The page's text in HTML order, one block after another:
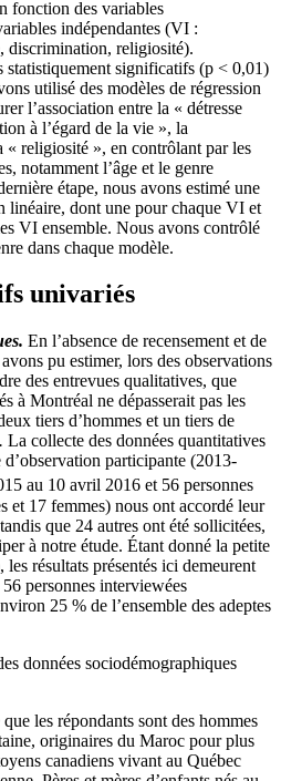
fonction des variables
indépendantes (VI :
discrimination, religiosité).
statistiquement significatifs (p < 0,01)
utilisé des modèles de régression
l’association entre la « détresse
à l’égard de la vie », la
« religiosité », en contrôlant par les
notamment l’âge et le genre
étape, nous avons estimé une
linéaire, dont une pour chaque VI et
VI ensemble. Nous avons contrôlé
dans chaque modèle.
univariés
En l’absence de recensement et de
pu estimer, lors des observations
des entrevues qualitatives, que
à Montréal ne dépasserait pas les
tiers d’hommes et un tiers de
. La collecte des données quantitatives
d’observation participante (2013-
au 10 avril 2016 et 56 personnes
et 17 femmes) nous ont accordé leur
que 24 autres ont été sollicitées,
à notre étude. Étant donné la petite
les résultats présentés ici demeurent
personnes interviewées
25 % de l’ensemble des adeptes
données sociodémographiques
les répondants sont des hommes
originaires du Maroc pour plus
canadiens vivant au Québec